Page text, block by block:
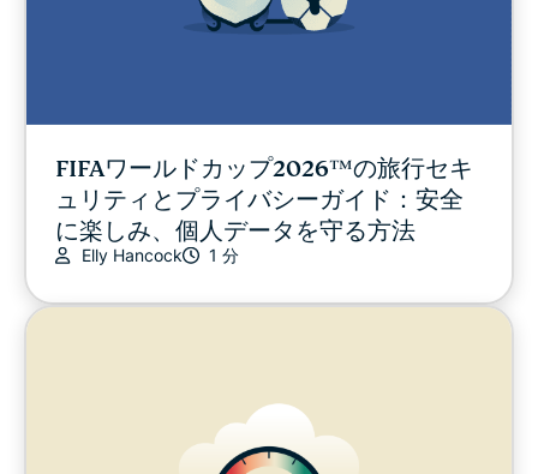
FIFAワールドカップ2026™の旅行セキ
ュリティとプライバシーガイド：安全
に楽しみ、個人データを守る方法
Elly Hancock 1 分